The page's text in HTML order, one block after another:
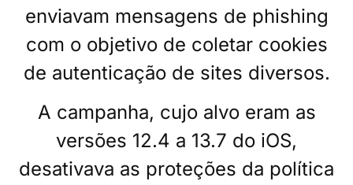
enviavam mensagens de phishing
com o objetivo de coletar cookies
de autenticação de sites diversos.
A campanha, cujo alvo eram as
versões 12.4 a 13.7 do iOS,
desativava as proteções da política